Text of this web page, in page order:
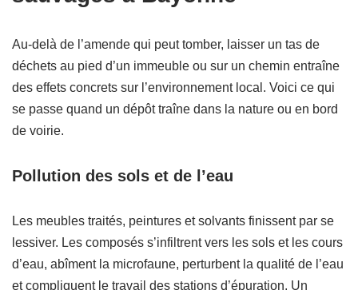
Au-delà de l’amende qui peut tomber, laisser un tas de
déchets au pied d’un immeuble ou sur un chemin entraîne
des effets concrets sur l’environnement local. Voici ce qui
se passe quand un dépôt traîne dans la nature ou en bord
de voirie.
Pollution des sols et de l’eau
Les meubles traités, peintures et solvants finissent par se
lessiver. Les composés s’infiltrent vers les sols et les cours
d’eau, abîment la microfaune, perturbent la qualité de l’eau
et compliquent le travail des stations d’épuration. Un